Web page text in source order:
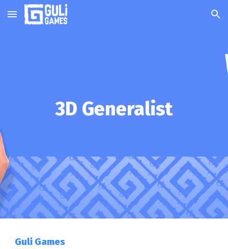
Skip to main content Skip to navigation
3D Generalist
Guli Games